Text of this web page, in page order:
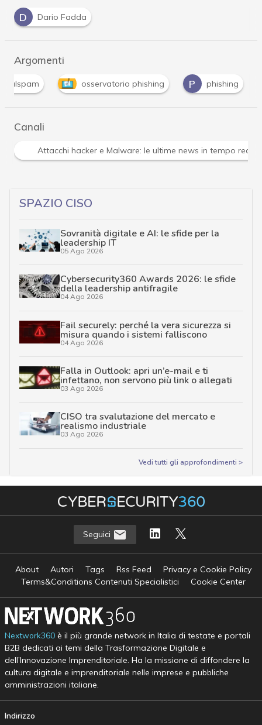
D
Dario Fadda
Argomenti
malspam osservatorio phishing P phishing
Canali
Attacchi hacker e Malware: le ultime news in tempo
SPAZIO CISO
Sovranità digitale e AI: le sfide per la
leadership IT
05 Ago 2026
Cybersecurity360 Awards 2026: le sfide
della leadership antifragile
04 Ago 2026
Fail securely: perché la vera sicurezza si
misura quando i sistemi falliscono
04 Ago 2026
Falla in Outlook: apri un’e-mail e ti
infettano, non servono più link o allegati
03 Ago 2026
CISO tra svalutazione del mercato e
realismo industriale
03 Ago 2026
Vedi tutti gli approfondimenti >
Seguici
About Autori Tags Rss Feed
Privacy e Cookie Policy
Terms&Conditions Contenuti Specialistici
Cookie Center
Nextwork360è il più grande network in Italia di testate e portali
B2B dedicati ai temi della Trasformazione Digitale e
dell’Innovazione Imprenditoriale. Ha la missione di diffondere la
cultura digitale e imprenditoriale nelle imprese e pubbliche
amministrazioni italiane.
Indirizzo